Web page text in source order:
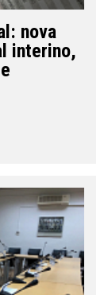
nova
interino,